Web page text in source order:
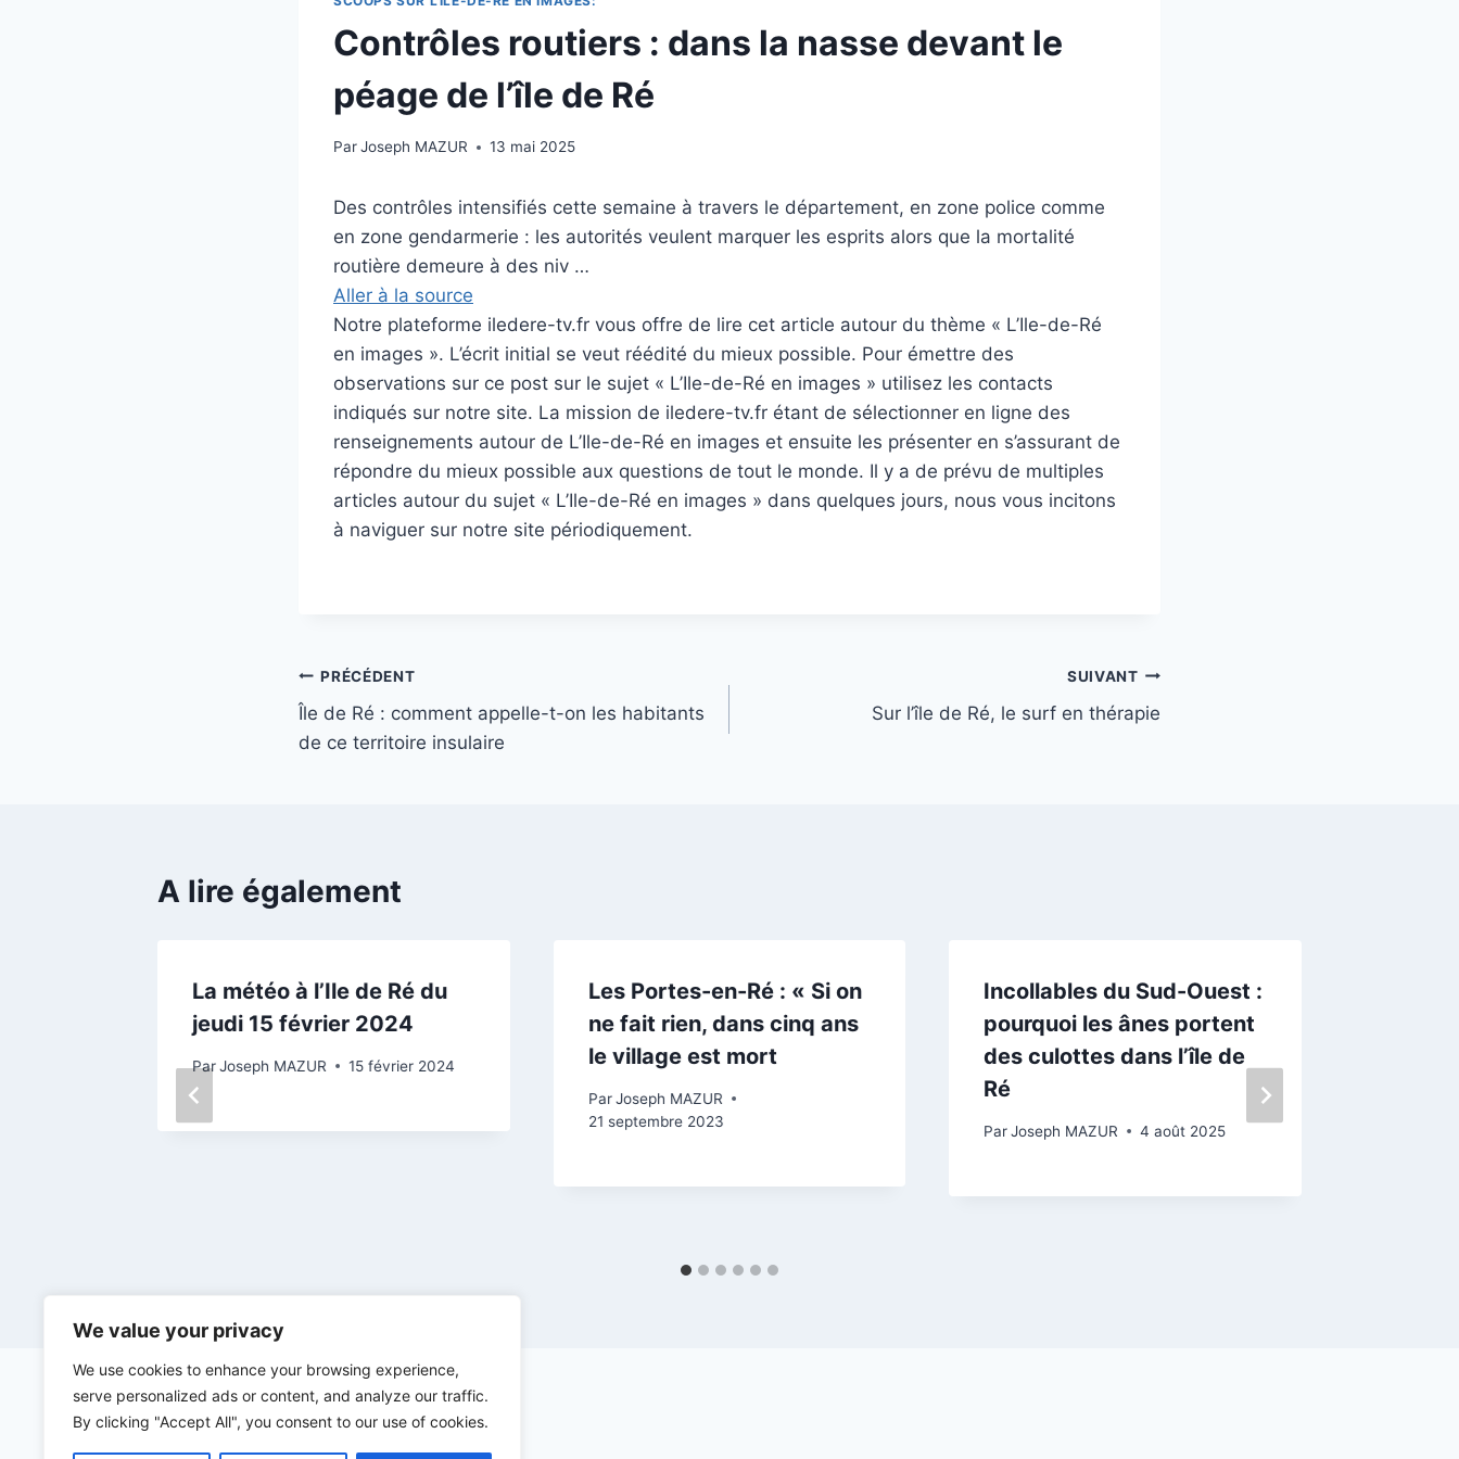
We value your privacy
We use cookies to enhance your browsing experience,
serve personalized ads or content, and analyze our traffic.
By clicking "Accept All", you consent to our use of cookies.
Contrôles routiers : dans la nasse devant le
péage de l’île de Ré
ParJoseph MAZUR 13 mai 2025
Des contrôles intensifiés cette semaine à travers le département, en zone police comme
en zone gendarmerie : les autorités veulent marquer les esprits alors que la mortalité
routière demeure à des niv …
Aller à la source
Notre plateforme iledere-tv.fr vous offre de lire cet article autour du thème « L’Ile-de-Ré
en images ». L’écrit initial se veut réédité du mieux possible. Pour émettre des
observations sur ce post sur le sujet « L’Ile-de-Ré en images » utilisez les contacts
indiqués sur notre site. La mission de iledere-tv.fr étant de sélectionner en ligne des
renseignements autour de L’Ile-de-Ré en images et ensuite les présenter en s’assurant de
répondre du mieux possible aux questions de tout le monde. Il y a de prévu de multiples
articles autour du sujet « L’Ile-de-Ré en images » dans quelques jours, nous vous incitons
à naviguer sur notre site périodiquement.
Navigation
de
PRÉCÉDENT
Île de Ré : comment appelle-t-on les habitants
de ce territoire insulaire
SUIVANT
Sur l’île de Ré, le surf en thérapie
A lire également
La météo à l’Ile de Ré du
jeudi 15 février 2024
ParJoseph MAZUR 15 février 2024
Les Portes-en-Ré : « Si on
ne fait rien, dans cinq ans
le village est mort
Par Joseph MAZUR
21 septembre 2023
Incollables du Sud-Ouest :
pourquoi les ânes portent
des culottes dans l’île de
Ré
Par Joseph MAZUR 4 août 2025